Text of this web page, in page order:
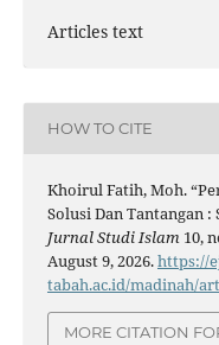
Articles text
HOW TO CITE
Khoirul Fatih, Moh.
Solusi Dan Tantangan
Jurnal Studi Islam10,
August 9, 2026.https://
tabah.ac.id/madinah/
MORE CITATION